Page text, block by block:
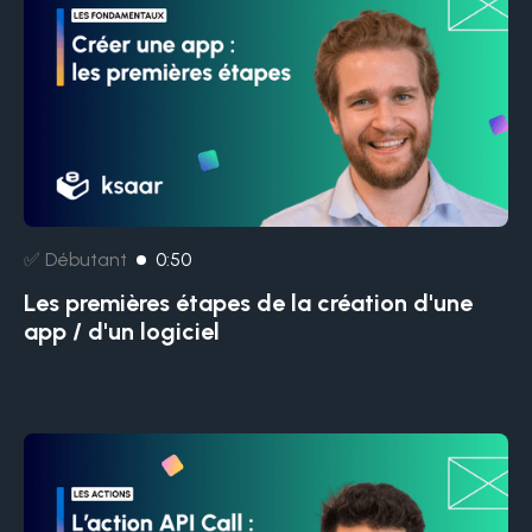
✅ Débutant 0:50
Les premières étapes de la création d'une
app / d'un logiciel